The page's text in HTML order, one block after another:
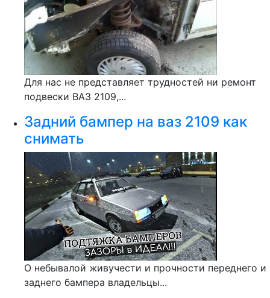
Для нас не представляет трудностей ни ремонт
подвески ВАЗ 2109,...
Задний бампер на ваз 2109 как
снимать
О небывалой живучести и прочности переднего и
заднего бампера владельцы...